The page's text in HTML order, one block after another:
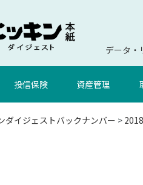
データ・
投信保険 資産管理
ダイジェストバックナンバー >